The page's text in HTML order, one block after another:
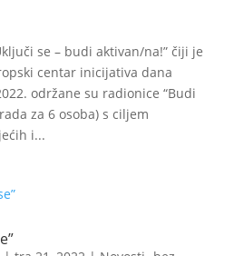
se – budi aktivan/na!” čiji je
centar inicijativa dana
održane su radionice “Budi
za 6 osoba) s ciljem
i...